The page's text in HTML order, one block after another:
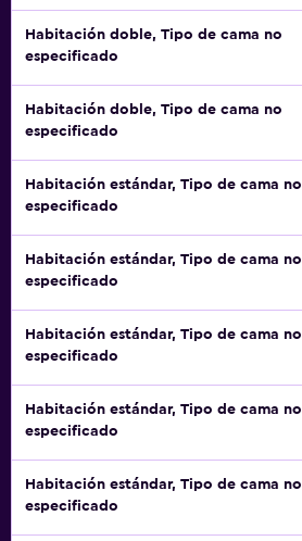
Habitación doble, Tipo de cama no
especificado
Habitación doble, Tipo de cama no
especificado
Habitación estándar, Tipo de cama no
especificado
Habitación estándar, Tipo de cama no
especificado
Habitación estándar, Tipo de cama no
especificado
Habitación estándar, Tipo de cama no
especificado
Habitación estándar, Tipo de cama no
especificado